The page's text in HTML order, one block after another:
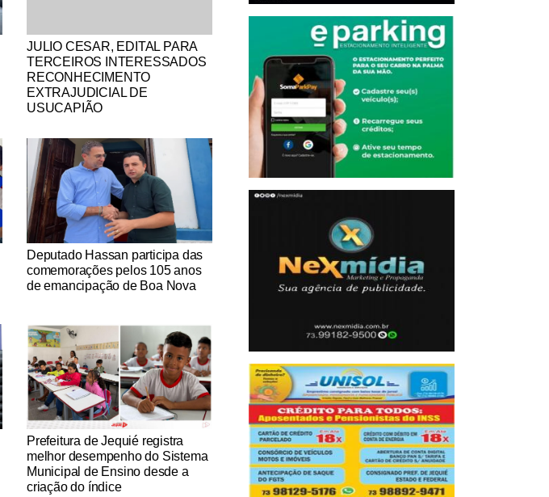
Notícias Católicas
JULIO CESAR, EDITAL PARA
TERCEIROS INTERESSADOS
RECONHECIMENTO
EXTRAJUDICIAL DE
USUCAPIÃO
Notícias Católicas
Deputado Hassan participa das
comemorações pelos 105 anos
de emancipação de Boa Nova
Notícias Católicas
Prefeitura de Jequié registra
melhor desempenho do Sistema
Municipal de Ensino desde a
criação do índice